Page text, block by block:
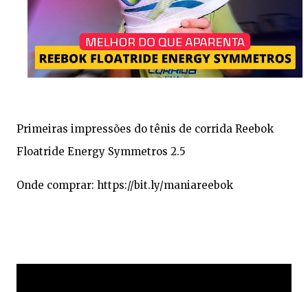
Primeiras impressões do tênis de corrida Reebok
Floatride Energy Symmetros 2.5
Onde comprar: https://bit.ly/maniareebok